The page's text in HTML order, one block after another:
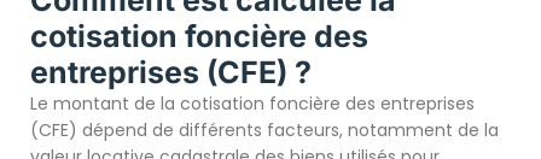
cotisation foncière des
entreprises (CFE) ?
Le montant de la cotisation foncière des entreprises
(CFE) dépend de différents facteurs, notamment de la